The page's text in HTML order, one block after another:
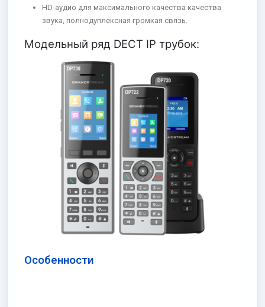
HD-аудио для максимального качества качества
звука, полнодуплексная громкая связь.
Модельный ряд DECT IP трубок:
Особенности